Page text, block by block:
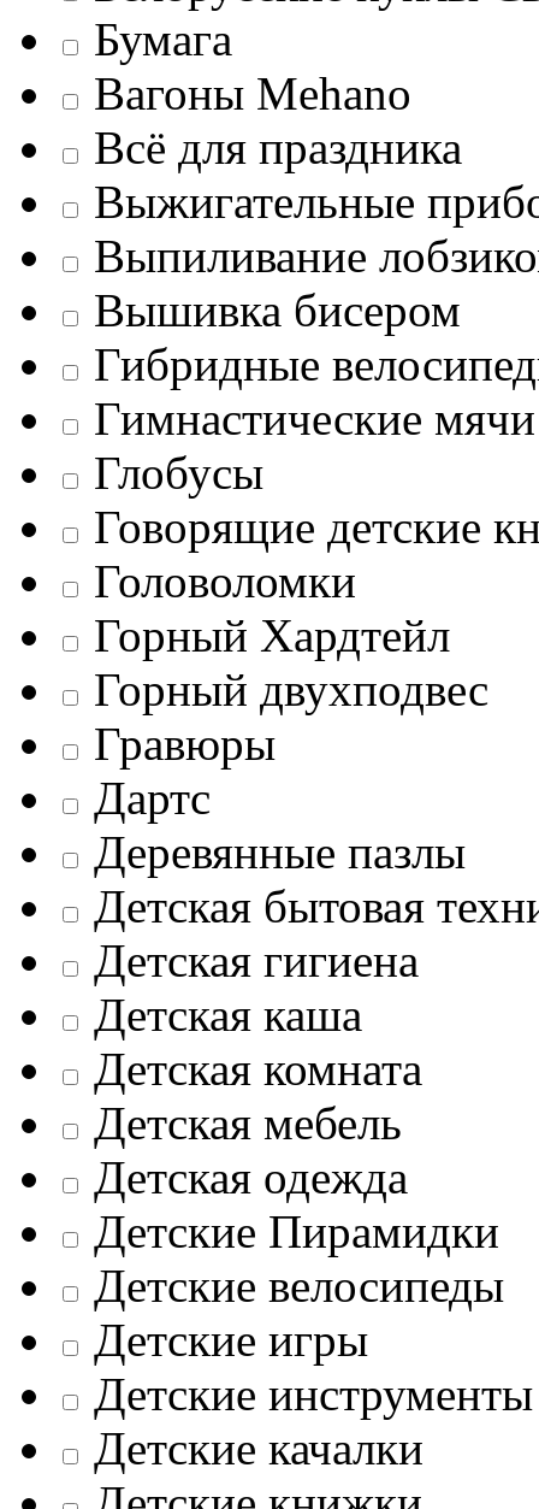
Бумага
Вагоны Mehano
Всё для праздника
Выжигательные
Выпиливание
Вышивка бисером
Гибридные
Гимнастические мячи
Глобусы
Говорящие детские
Головоломки
Горный Хардтейл
Горный двухподвес
Гравюры
Дартс
Деревянные пазлы
Детская бытовая
Детская гигиена
Детская каша
Детская комната
Детская мебель
Детская одежда
Детские Пирамидки
Детские велосипеды
Детские игры
Детские инструменты
Детские качалки